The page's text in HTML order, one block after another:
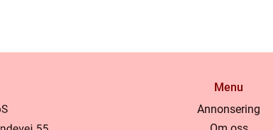
Menu
Annonsering